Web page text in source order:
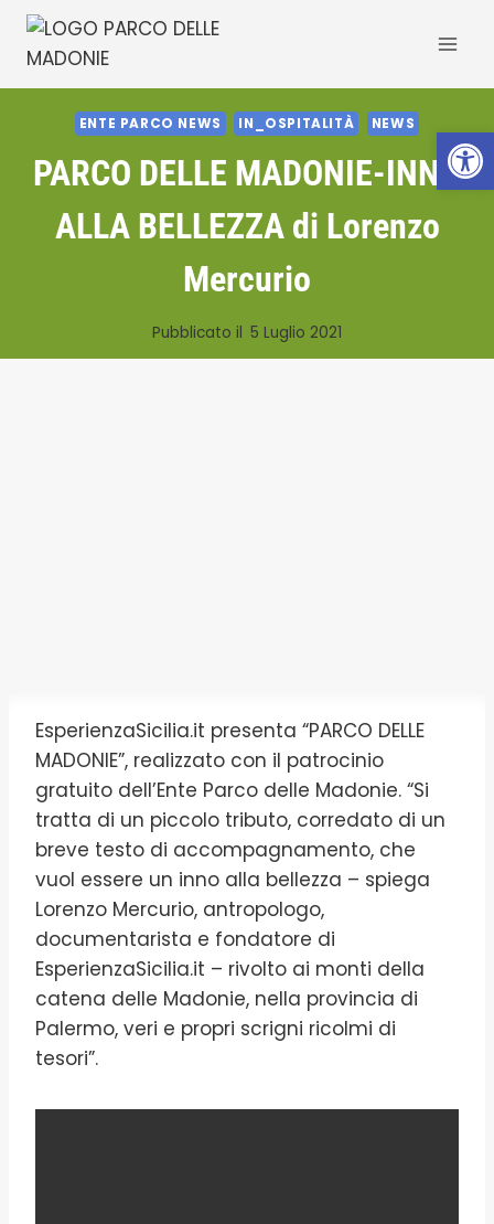
Salta
contenuto
ENTE PARCO NEWS IN_OSPITALITÀ NEWS
PARCO DELLE MADONIE-INNO
ALLA BELLEZZA di Lorenzo
Mercurio
Pubblicato il 5 Luglio 2021
EsperienzaSicilia.it presenta “PARCO DELLE
MADONIE”, realizzato con il patrocinio
gratuito dell’Ente Parco delle Madonie. “Si
tratta di un piccolo tributo, corredato di un
breve testo di accompagnamento, che
vuol essere un inno alla bellezza – spiega
Lorenzo Mercurio, antropologo,
documentarista e fondatore di
EsperienzaSicilia.it – rivolto ai monti della
catena delle Madonie, nella provincia di
Palermo, veri e propri scrigni ricolmi di
tesori”.
Apri